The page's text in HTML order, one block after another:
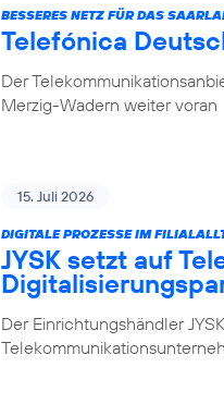
BESSERES NETZ FÜR DAS
Telefónica
Der
Merzig-Wadern weiter voran
15. Juli 2026
DIGITALE PROZESSE IM
JYSK setzt auf
Der Einrichtungshändler